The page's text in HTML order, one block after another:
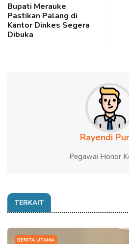
Bupati Merauke
Pastikan Palang di
Kantor Dinkes Segera
Dibuka
Rayendi
Pegawai Honor
TERKAIT
BERITA UTAMA